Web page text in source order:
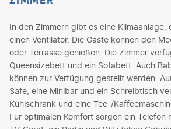
In den Zimmern gibt es eine Klimaanlage,
einen Ventilator. Die Gäste können den
oder Terrasse genießen. Die Zimmer
Queensizebett und ein Sofabett. Auch
können zur Verfügung gestellt werden.
Safe, eine Minibar und ein Schreibtisch
Kühlschrank und eine Tee-/
Für optimalen Komfort sorgen ein Telefon